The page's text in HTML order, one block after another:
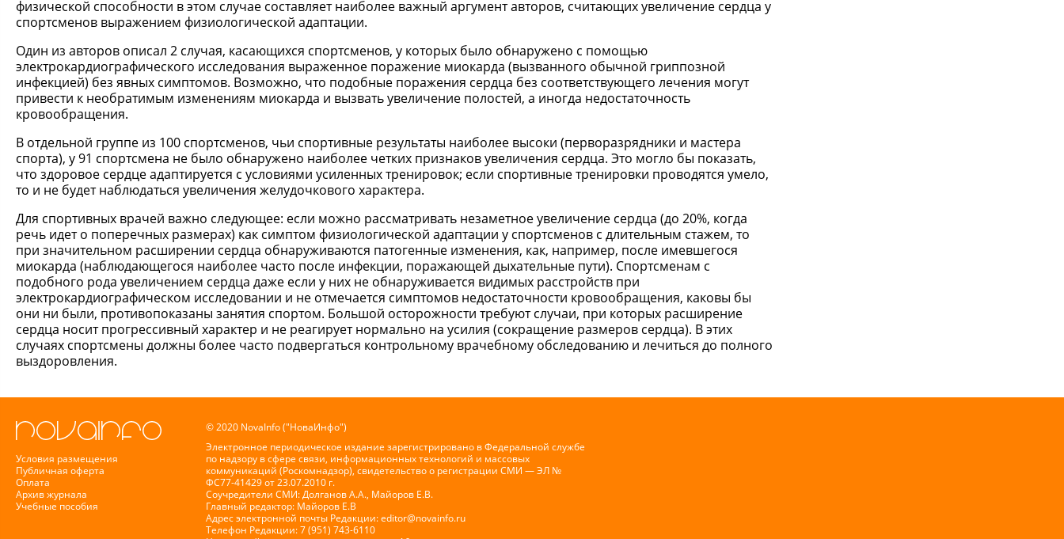
физической способности в этом случае составляет наиболее важный аргумент авторов, считающих увеличение сердца у
спортсменов выражением физиологической адаптации.
Один из авторов описал 2 случая, касающихся спортсменов, у которых было обнаружено с помощью
электрокардиографического исследования выраженное поражение миокарда (вызванного обычной гриппозной
инфекцией) без явных симптомов. Возможно, что подобные поражения сердца без соответствующего лечения могут
привести к необратимым изменениям миокарда и вызвать увеличение полостей, а иногда недостаточность
кровообращения.
В отдельной группе из 100 спортсменов, чьи спортивные результаты наиболее высоки (перворазрядники и мастера
спорта), у 91 спортсмена не было обнаружено наиболее четких признаков увеличения сердца. Это могло бы показать,
что здоровое сердце адаптируется с условиями усиленных тренировок; если спортивные тренировки проводятся умело,
то и не будет наблюдаться увеличения желудочкового характера.
Для спортивных врачей важно следующее: если можно рассматривать незаметное увеличение сердца (до 20%, когда
речь идет о поперечных размерах) как симптом физиологической адаптации у спортсменов с длительным стажем, то
при значительном расширении сердца обнаруживаются патогенные изменения, как, например, после имевшегося
миокарда (наблюдающегося наиболее часто после инфекции, поражающей дыхательные пути). Спортсменам с
подобного рода увеличением сердца даже если у них не обнаруживается видимых расстройств при
электрокардиографическом исследовании и не отмечается симптомов недостаточности кровообращения, каковы бы
они ни были, противопоказаны занятия спортом. Большой осторожности требуют случаи, при которых расширение
сердца носит прогрессивный характер и не реагирует нормально на усилия (сокращение размеров сердца). В этих
случаях спортсмены должны более часто подвергаться контрольному врачебному обследованию и лечиться до полного
выздоровления.
Условия размещения
Публичная оферта
Оплата
Архив журнала
Учебные пособия
© 2020 NovaInfo ("НоваИнфо")
Электронное периодическое издание зарегистрировано в Федеральной службе
по надзору в сфере связи, информационных технологий и массовых
коммуникаций (Роскомнадзор), свидетельство о регистрации СМИ — ЭЛ №
ФС77-41429 от 23.07.2010 г.
Соучредители СМИ: Долганов А.А., Майоров Е.В.
Главный редактор: Майоров Е.В
Адрес электронной почты Редакции:editor@novainfo.ru
Телефон Редакции: 7 (951) 743-6110